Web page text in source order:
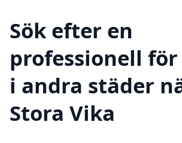
Sök efter en
professionell
i andra städer
Stora Vika